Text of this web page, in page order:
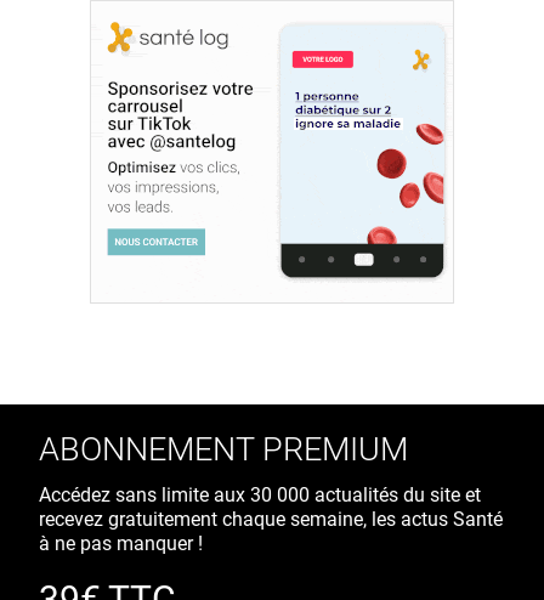
ABONNEMENT PREMIUM
Accédez sans limite aux 30 000 actualités du site et
recevez gratuitement chaque semaine, les actus Santé
à ne pas manquer !